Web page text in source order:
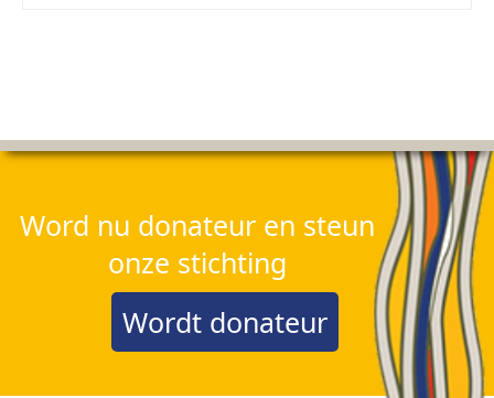
Word nu donateur en steun
onze stichting
Wordt donateur